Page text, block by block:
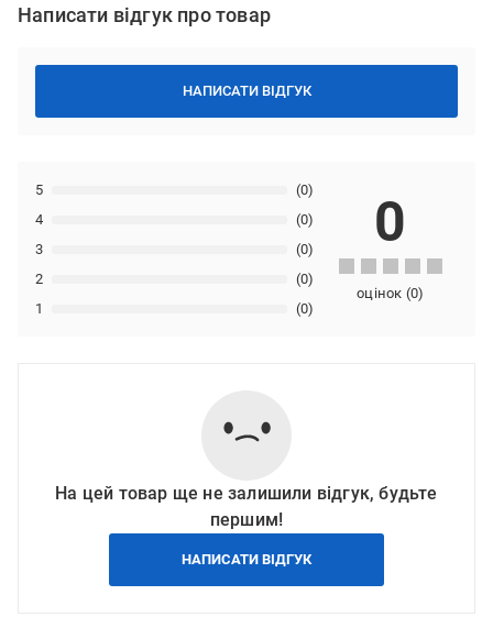
Написати відгук про товар
НАПИСАТИ ВІДГУК
1 (0)
2 (0)
3 (0)
4 (0)
5 (0)
0
оцінок (0)
На цей товар ще не залишили відгук, будьте
першим!
НАПИСАТИ ВІДГУК